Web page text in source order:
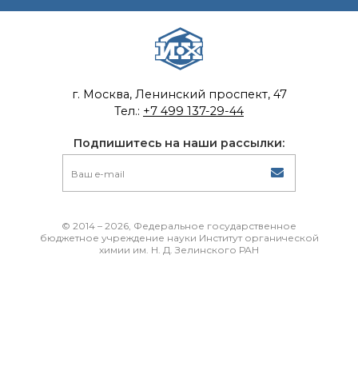
г. Москва, Ленинский проспект, 47
Тел.: +7 499 137-29-44
Подпишитесь на наши рассылки:
© 2014 – 2026, Федеральное государственное
бюджетное учреждение науки Институт органической
химии им. Н. Д. Зелинского РАН